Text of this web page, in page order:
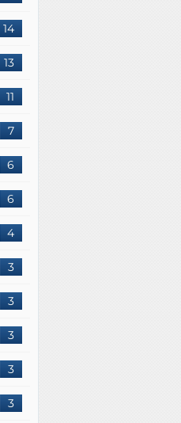
14
13
11
7
6
6
4
3
3
3
3
3